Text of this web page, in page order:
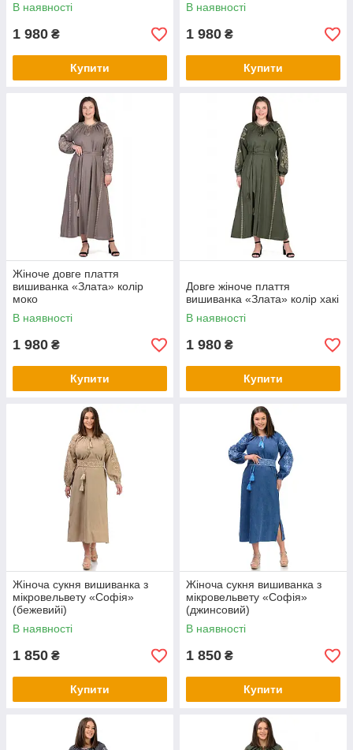
В наявності
1 980 ₴
Купити
В наявності
1 980 ₴
Купити
Жіноче довге плаття
вишиванка «Злата» колір
моко
В наявності
1 980 ₴
Купити
Довге жіноче плаття
вишиванка «Злата» колір хакі
В наявності
1 980 ₴
Купити
Жіноча сукня вишиванка з
мікровельвету «Софія»
(бежевийі)
В наявності
1 850 ₴
Купити
Жіноча сукня вишиванка з
мікровельвету «Софія»
(джинсовий)
В наявності
1 850 ₴
Купити